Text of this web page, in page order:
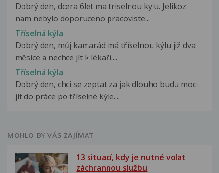
Dobrý den, dcera 6let ma triselnou kylu. Jelikoz
nam nebylo doporuceno pracoviste...
Tříselná kýla
Dobrý den, můj kamarád má tříselnou kýlu již dva
měsíce a nechce jít k lékaři....
Tříselná kýla
Dobrý den, chci se zeptat za jak dlouho budu moci
jít do práce po tříselné kýle....
MOHLO BY VÁS ZAJÍMAT
13 situací, kdy je nutné volat
záchrannou službu